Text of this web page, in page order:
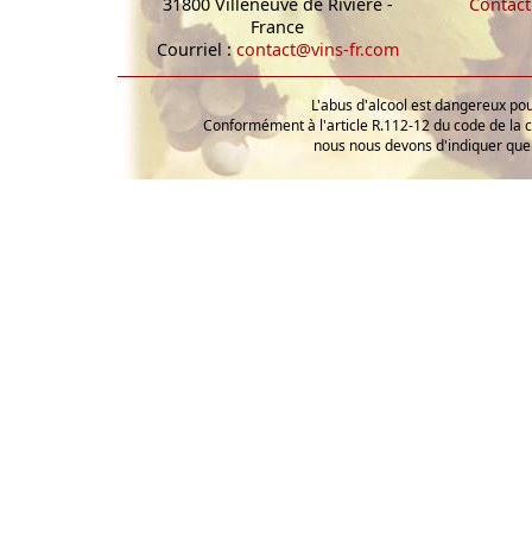
France
Courriel :contact@vins-fr.com
L'abus d'alcool est dangereux
Conformément à l'article R.112-12 du code de la
nous nous devons d'indiquer